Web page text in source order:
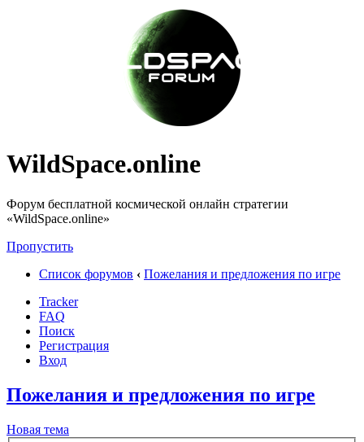
WildSpace.online
Форум бесплатной космической онлайн стратегии
«WildSpace.online»
Пропустить
Список форумов ‹ Пожелания и предложения по игре
Tracker
FAQ
Поиск
Регистрация
Вход
Пожелания и предложения по игре
Новая тема